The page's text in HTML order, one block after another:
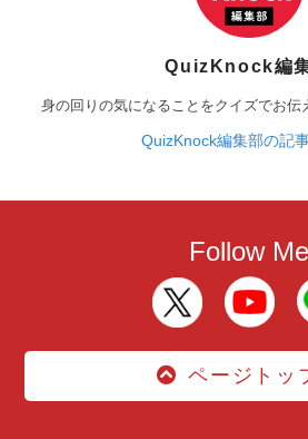
QuizKnock編
身の回りの気になることをクイズでお伝
QuizKnock編集部の記
Follow Me
ページトッ